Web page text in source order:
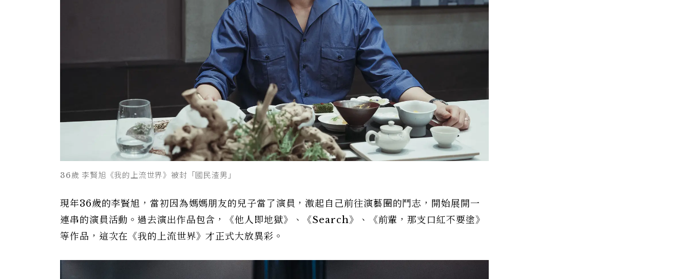
36歲 李賢旭《我的上流世界》被封「國民渣男」
現年36歲的李賢旭，當初因為媽媽朋友的兒子當了演員，激起自己前往演藝圈的鬥志，開始展開一
連串的演員活動。過去演出作品包含，《他人即地獄》、《Search》、《前輩，那支口紅不要塗》
等作品，這次在《我的上流世界》才正式大放異彩。